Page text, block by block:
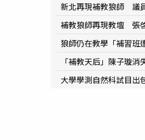
新北再現補教狼師 議
補教狼師再現教壇 張
狼師仍在教學「補習
「補教天后」陳子璇
大學學測自然科試目